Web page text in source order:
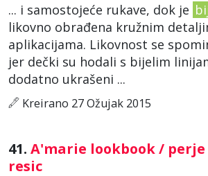
... i samostojeće rukave, dok je
likovno obrađena kružnim
aplikacijama. Likovnost se
jer dečki su hodali s bijelim
dodatno ukrašeni ...
Kreirano 27 Ožujak 2015
41. A'marie lookbook / perje
resic